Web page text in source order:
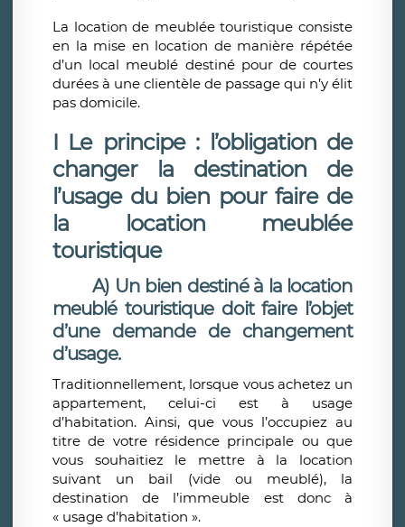
La location de meublée touristique consiste
en la mise en location de manière répétée
d’un local meublé destiné pour de courtes
durées à une clientèle de passage qui n’y élit
pas domicile.
I Le principe : l’obligation de
changer la destination de
l’usage du bien pour faire de
la location meublée
touristique
A) Un bien destiné à la location
meublé touristique doit faire l’objet
d’une demande de changement
d’usage.
Traditionnellement, lorsque vous achetez un
appartement, celui-ci est à usage
d’habitation. Ainsi, que vous l’occupiez au
titre de votre résidence principale ou que
vous souhaitiez le mettre à la location
suivant un bail (vide ou meublé), la
destination de l’immeuble est donc à
« usage d’habitation ».